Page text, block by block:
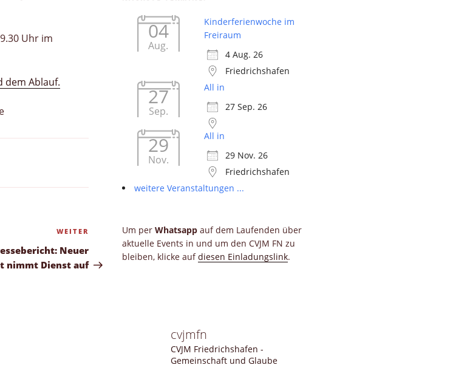
Uhr im
dem Ablauf.
Nächster
Beitrag
WEITER
Neuer
nimmt Dienst auf
04
Aug.
Kinderferienwoche im
Freiraum
4 Aug. 26
Friedrichshafen
27
Sep.
All in
27 Sep. 26
29
Nov.
All in
29 Nov. 26
Friedrichshafen
weitere Veranstaltungen ...
Um per Whatsappauf dem Laufenden über
aktuelle Events in und um den CVJM FN zu
bleiben, klicke aufdiesen Einladungslink.
cvjmfn
CVJM Friedrichshafen -
Gemeinschaft und Glaube